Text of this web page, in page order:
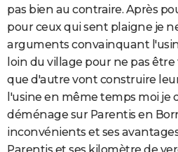
pas bien au contraire. Après
pour ceux qui sent plaigne je
arguments convainquant
loin du village pour ne pas
que d'autre vont construire
l'usine en même temps moi je
déménage sur Parentis en
inconvénients et ses